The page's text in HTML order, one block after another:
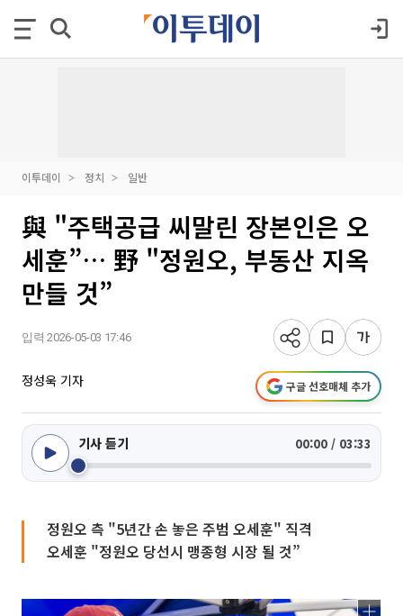
이투데이 정치 일반
與 "주택공급 씨말린 장본인은 오
세훈”… 野 "정원오, 부동산 지옥
만들 것”
입력 2026-05-03 17:46
정성욱 기자 구글 선호매체 추가
기사 듣기 00:00 / 03:33
정원오 측 "5년간 손 놓은 주범 오세훈" 직격
오세훈 "정원오 당선시 맹종형 시장 될 것”